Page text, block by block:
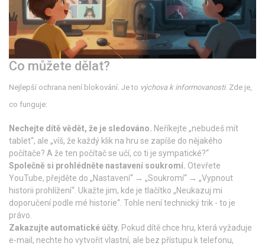
Co můžete dělat?
Nejlepší ochrana není blokování. Je to výchova k informovanosti. Zde je,
co funguje:
Nechejte dítě vědět, že je sledováno. Neříkejte „nebudeš mít
tablet“, ale „víš, že každý klik na hru se zapíše do nějakého
počítače? A že ten počítač se učí, co ti je sympatické?“
Společně si prohlédněte nastavení soukromí. Otevřete
YouTube, přejděte do „Nastavení“ → „Soukromí“ → „Vypnout
historii prohlížení“. Ukažte jim, kde je tlačítko „Neukazuj mi
doporučení podle mé historie“. Tohle není technický trik - to je
právo.
Zakazujte automatické účty. Pokud dítě chce hru, která vyžaduje
e-mail, nechte ho vytvořit vlastní, ale bez přístupu k telefonu,